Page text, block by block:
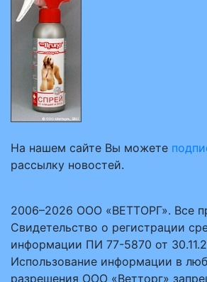
На нашем сайте Вы можете
рассылку новостей.
2006–2026 ООО «ВЕТТОРГ». Все
Свидетельство о регистрации
информации ПИ 77-5870 от
Использование информации в
разрешения ООО «Ветторг»